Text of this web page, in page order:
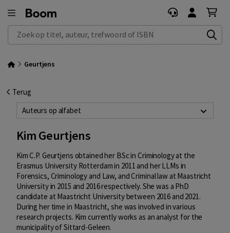
Zoek op titel, auteur, trefwoord of ISBN
Geurtjens
Terug
Auteurs op alfabet
Kim Geurtjens
Kim C.P. Geurtjens obtained her BSc in Criminology at the
Erasmus University Rotterdam in 2011 and her LLMs in
Forensics, Criminology and Law, and Criminal law at Maastricht
University in 2015 and 2016 respectively. She was a PhD
candidate at Maastricht University between 2016 and 2021.
During her time in Maastricht, she was involved in various
research projects. Kim currently works as an analyst for the
municipality of Sittard-Geleen.